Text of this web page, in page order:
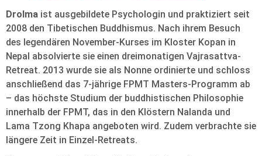
Drolma ist ausgebildete Psychologin und praktiziert seit
2008 den Tibetischen Buddhismus. Nach ihrem Besuch
des legendären November-Kurses im Kloster Kopan in
Nepal absolvierte sie einen dreimonatigen Vajrasattva-
Retreat. 2013 wurde sie als Nonne ordinierte und schloss
anschließend das 7-jährige FPMT Masters-Programm ab
– das höchste Studium der buddhistischen Philosophie
innerhalb der FPMT, das in den Klöstern Nalanda und
Lama Tzong Khapa angeboten wird. Zudem verbrachte sie
längere Zeit in Einzel-Retreats.